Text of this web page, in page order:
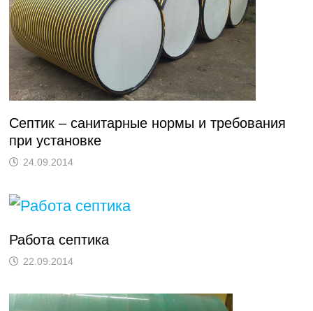
Септик – санитарные нормы и требования
при установке
24.09.2014
Работа септика
22.09.2014